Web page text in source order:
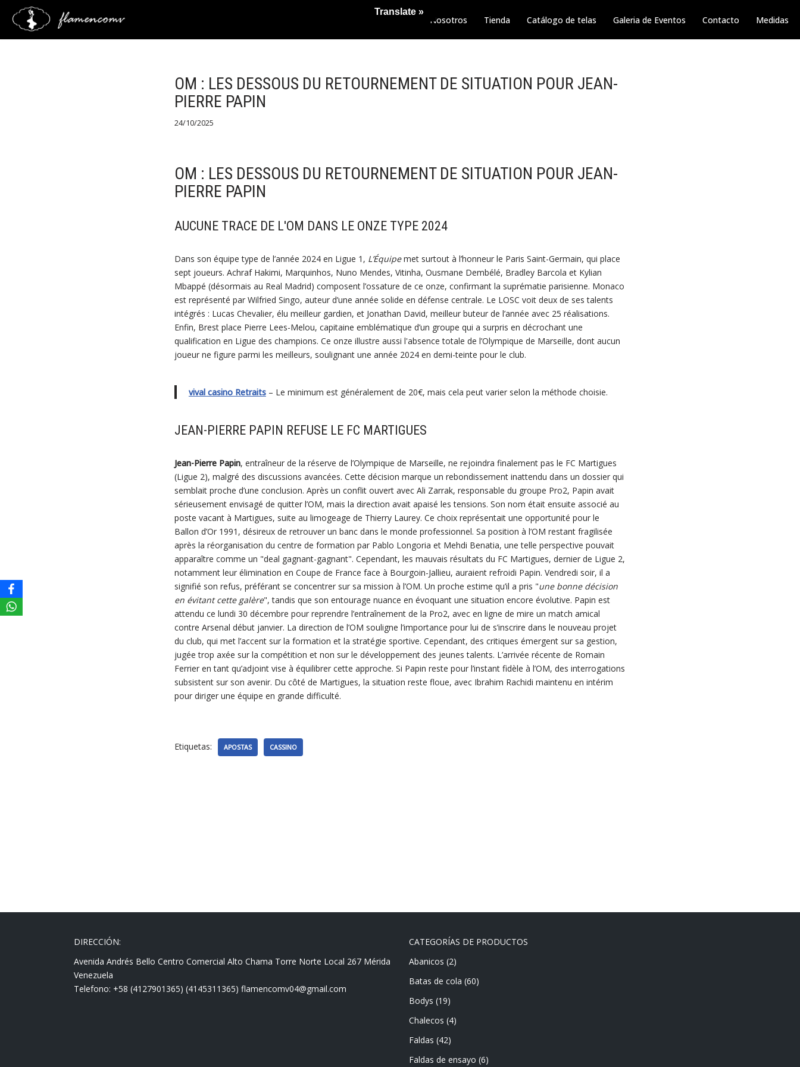
Saltar
Nosotros Tienda Catálogo de telas Galeria de Eventos Contacto Medidas
OM : LES DESSOUS DU RETOURNEMENT DE SITUATION POUR JEAN-
PIERRE PAPIN
24/10/2025
OM : LES DESSOUS DU RETOURNEMENT DE SITUATION POUR JEAN-
PIERRE PAPIN
AUCUNE TRACE DE L'OM DANS LE ONZE TYPE 2024
Dans son équipe type de l’année 2024 en Ligue 1, L’Équipemet surtout à l’honneur le Paris Saint-Germain, qui place
sept joueurs. Achraf Hakimi, Marquinhos, Nuno Mendes, Vitinha, Ousmane Dembélé, Bradley Barcola et Kylian
Mbappé (désormais au Real Madrid) composent l’ossature de ce onze, confirmant la suprématie parisienne. Monaco
est représenté par Wilfried Singo, auteur d’une année solide en défense centrale. Le LOSC voit deux de ses talents
intégrés : Lucas Chevalier, élu meilleur gardien, et Jonathan David, meilleur buteur de l’année avec 25 réalisations.
Enfin, Brest place Pierre Lees-Melou, capitaine emblématique d’un groupe qui a surpris en décrochant une
qualification en Ligue des champions. Ce onze illustre aussi l'absence totale de l’Olympique de Marseille, dont aucun
joueur ne figure parmi les meilleurs, soulignant une année 2024 en demi-teinte pour le club.
vival casino Retraits– Le minimum est généralement de 20€, mais cela peut varier selon la méthode choisie.
JEAN-PIERRE PAPIN REFUSE LE FC MARTIGUES
Jean-Pierre Papin, entraîneur de la réserve de l’Olympique de Marseille, ne rejoindra finalement pas le FC Martigues
(Ligue 2), malgré des discussions avancées. Cette décision marque un rebondissement inattendu dans un dossier qui
semblait proche d’une conclusion. Après un conflit ouvert avec Ali Zarrak, responsable du groupe Pro2, Papin avait
sérieusement envisagé de quitter l’OM, mais la direction avait apaisé les tensions. Son nom était ensuite associé au
poste vacant à Martigues, suite au limogeage de Thierry Laurey. Ce choix représentait une opportunité pour le
Ballon d’Or 1991, désireux de retrouver un banc dans le monde professionnel. Sa position à l’OM restant fragilisée
après la réorganisation du centre de formation par Pablo Longoria et Mehdi Benatia, une telle perspective pouvait
apparaître comme un "deal gagnant-gagnant". Cependant, les mauvais résultats du FC Martigues, dernier de Ligue 2,
notamment leur élimination en Coupe de France face à Bourgoin-Jallieu, auraient refroidi Papin. Vendredi soir, il a
signifié son refus, préférant se concentrer sur sa mission à l’OM. Un proche estime qu’il a pris "une bonne décision
en évitant cette galère", tandis que son entourage nuance en évoquant une situation encore évolutive. Papin est
attendu ce lundi 30 décembre pour reprendre l’entraînement de la Pro2, avec en ligne de mire un match amical
contre Arsenal début janvier. La direction de l’OM souligne l’importance pour lui de s’inscrire dans le nouveau projet
du club, qui met l’accent sur la formation et la stratégie sportive. Cependant, des critiques émergent sur sa gestion,
jugée trop axée sur la compétition et non sur le développement des jeunes talents. L’arrivée récente de Romain
Ferrier en tant qu’adjoint vise à équilibrer cette approche. Si Papin reste pour l’instant fidèle à l’OM, des interrogations
subsistent sur son avenir. Du côté de Martigues, la situation reste floue, avec Ibrahim Rachidi maintenu en intérim
pour diriger une équipe en grande difficulté.
Etiquetas: APOSTAS CASSINO
DIRECCIÓN:
Avenida Andrés Bello Centro Comercial Alto Chama Torre Norte Local 267 Mérida
Venezuela
Telefono: +58 (4127901365) (4145311365) flamencomv04@gmail.com
CATEGORÍAS DE PRODUCTOS
Abanicos (2)
Batas de cola (60)
Bodys (19)
Chalecos (4)
Faldas (42)
Faldas de ensayo (6)
Translate »